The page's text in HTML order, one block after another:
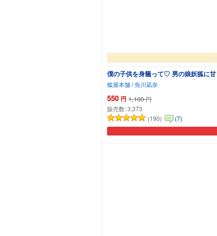
僕の子供を身籠って♡ 男の娘妖狐に
狐屋本舗/魚川凪奈
550 円 1,100 円
販売数:3,373
(190)
(7)